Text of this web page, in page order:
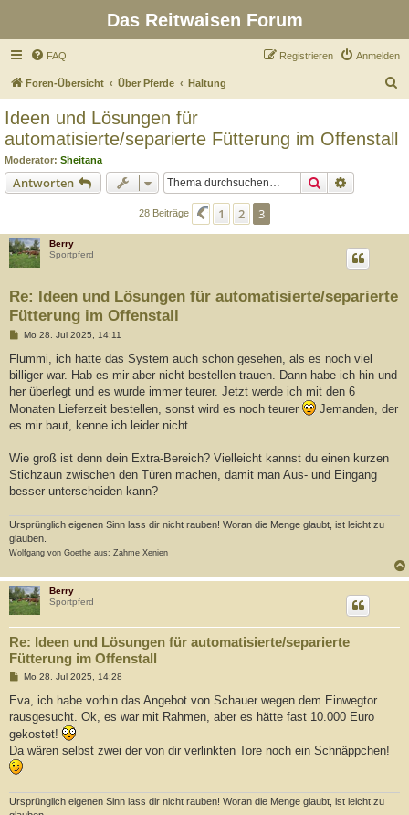
Das Reitwaisen Forum
FAQ Anmelden
Registrieren
Foren-Übersicht Über Pferde Haltung
Ideen und Lösungen für
automatisierte/separierte Fütterung im Offenstall
Moderator: Sheitana
Antworten Suche
28 Beiträge Vorherige
1 2 3
Berry
Sportpferd
Re: Ideen und Lösungen für automatisierte/separierte
Fütterung im Offenstall
B
i
r
a
Mo 28. Jul 2025, 14:11
Flummi, ich hatte das System auch schon gesehen, als es noch viel
billiger war. Hab es mir aber nicht bestellen trauen. Dann habe ich hin und
her überlegt und es wurde immer teurer. Jetzt werde ich mit den 6
Monaten Lieferzeit bestellen, sonst wird es noch teurer
Jemanden, der
es mir baut, kenne ich leider nicht.
Wie groß ist denn dein Extra-Bereich? Vielleicht kannst du einen kurzen
Stichzaun zwischen den Türen machen, damit man Aus- und Eingang
besser unterscheiden kann?
Ursprünglich eigenen Sinn lass dir nicht rauben! Woran die Menge glaubt, ist leicht zu
glauben.
Wolfgang von Goethe aus: Zahme Xenien
Berry
Sportpferd
Re: Ideen und Lösungen für automatisierte/separierte
Fütterung im Offenstall
B
i
r
a
g
Mo 28. Jul 2025, 14:28
Eva, ich habe vorhin das Angebot von Schauer wegen dem Einwegtor
rausgesucht. Ok, es war mit Rahmen, aber es hätte fast 10.000 Euro
gekostet!
Da wären selbst zwei der von dir verlinkten Tore noch ein Schnäppchen!
Ursprünglich eigenen Sinn lass dir nicht rauben! Woran die Menge glaubt, ist leicht zu